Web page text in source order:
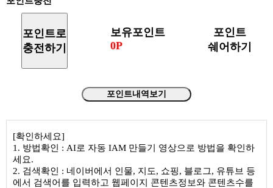
포인트로
충전하기
보유포인트
0P
포인트
쉐어하기
포인트내역보기
[확인하세요]
1. 방법확인 : AI로 자동 IAM 만들기 영상으로 방법을 확인하
세요.
2. 검색확인 : 네이버에서 인물, 지도, 쇼핑, 블로그, 유튜브 등
에서 검색어를 입력하고 웹페이지 콘텐츠정보와 콘텐츠수를